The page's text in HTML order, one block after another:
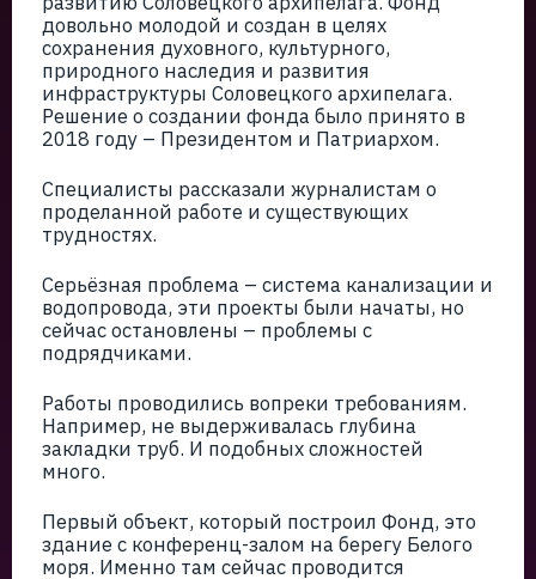
довольно молодой и создан в целях
сохранения духовного, культурного,
природного наследия и развития
инфраструктуры Соловецкого архипелага.
Решение о создании фонда было принято в
2018 году – Президентом и Патриархом.
Специалисты рассказали журналистам о
проделанной работе и существующих
трудностях.
Серьёзная проблема – система канализации и
водопровода, эти проекты были начаты, но
сейчас остановлены – проблемы с
подрядчиками.
Работы проводились вопреки требованиям.
Например, не выдерживалась глубина
закладки труб. И подобных сложностей
много.
Первый объект, который построил Фонд, это
здание с конференц-залом на берегу Белого
моря. Именно там сейчас проводится